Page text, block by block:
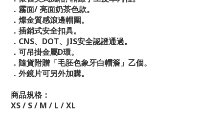
．霧面/ 亮面奶茶色款。
．燦金質感滾邊帽圍。
．插銷式安全扣具。
．CNS、DOT、JIS安全認證通過。
．可吊掛金屬D環。
．隨貨附贈「毛胚色象牙白帽簷」乙個。
．外鏡片可另外加購。
商品規格：
XS / S / M / L / XL